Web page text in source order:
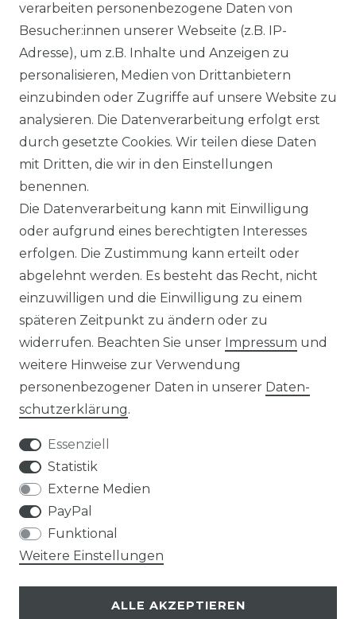
WIDERRUFSRECHT
WIDERRUFSFORMULAR
DATENSCHUTZERKLÄRUNG
INFORMATIONEN & SERVICE
BLOG
ZAHLUNG & VERSAND
AUFBAUANLEITUNGEN
TIPS & TRICKS
HINWEIS ZUR BATTERIEENTSORGUNG
VERPACKUNGSHINWEISE
ÜBER UNS
UNSER TEAM
IHRE VORTEILE
LOB & KRITIK
verarbeiten personenbezogene Daten von
Besucher:innen unserer Webseite (z.B. IP-
Adresse), um z.B. Inhalte und Anzeigen zu
personalisieren, Medien von Drittanbietern
einzubinden oder Zugriffe auf unsere Website zu
analysieren. Die Datenverarbeitung erfolgt erst
durch gesetzte Cookies. Wir teilen diese Daten
mit Dritten, die wir in den Einstellungen
benennen.
Die Datenverarbeitung kann mit Einwilligung
oder aufgrund eines berechtigten Interesses
erfolgen. Die Zustimmung kann erteilt oder
abgelehnt werden. Es besteht das Recht, nicht
einzuwilligen und die Einwilligung zu einem
späteren Zeitpunkt zu ändern oder zu
widerrufen. Beachten Sie unser Impressum und
weitere Hinweise zur Verwendung
personenbezogener Daten in unserer Daten­
schutz­erklärung.
Essenziell
Statistik
Externe Medien
PayPal
Funktional
Weitere Einstellungen
ALLE AKZEPTIEREN